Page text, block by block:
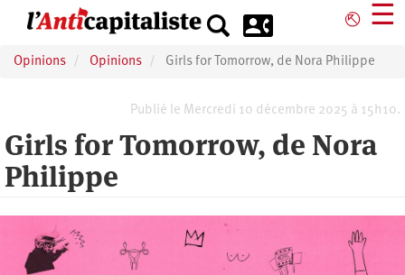
principal
⎋ ☰
Opinions Opinions Girls for Tomorrow, de Nora Philippe
Publié le Mercredi 10 décembre 2025 à 15h10.
Girls for Tomorrow, de Nora
Philippe